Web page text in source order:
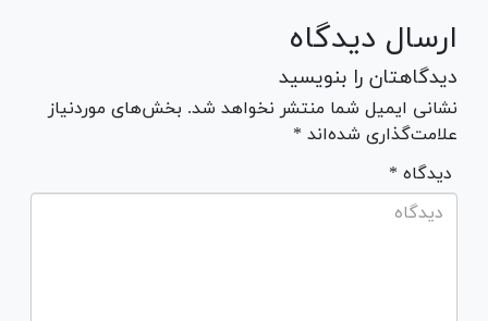
ارسال دیدگاه
دیدگاهتان را بنویسید
نشانی ایمیل شما منتشر نخواهد شد. بخش‌های موردنیاز
علامت‌گذاری شده‌اند *
* دیدگاه